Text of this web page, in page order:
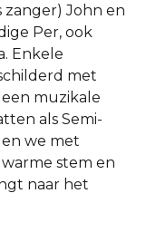
zanger) John en
Per, ook
Enkele
met
muzikale
als Semi-
we met
warme stem en
naar het